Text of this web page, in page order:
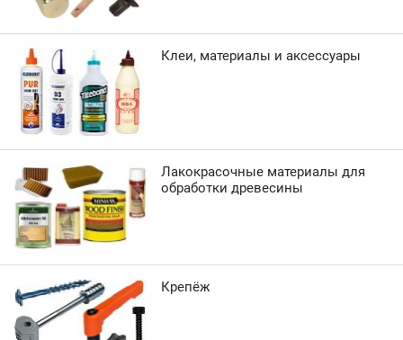
Клеи, материалы и аксессуары
Лакокрасочные материалы для
обработки древесины
Крепёж